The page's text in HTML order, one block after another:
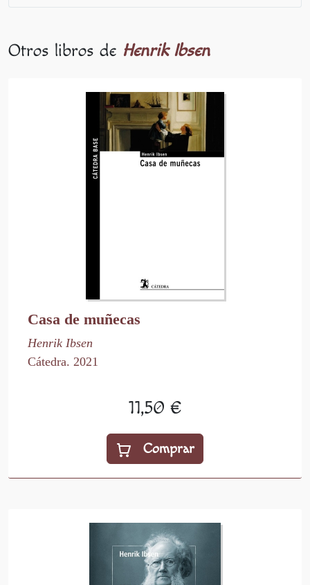
Otros libros de Henrik Ibsen
Casa de muñecas
Henrik Ibsen
Cátedra. 2021
11,50 €
Comprar